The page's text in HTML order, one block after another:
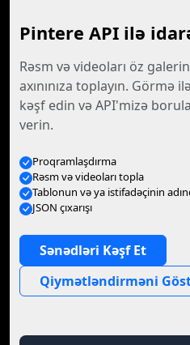
Pintere API ilə
Rəsm və videoları öz
axınınıza toplayın. Görmə
kəşf edin və API'mizə
verin.
Proqramlaşdırma
Rəsm və videoları topla
Tablonun və ya istifadəçinin
JSON çıxarışı
Sənədləri Kəşf Et
Qiymətləndirməni